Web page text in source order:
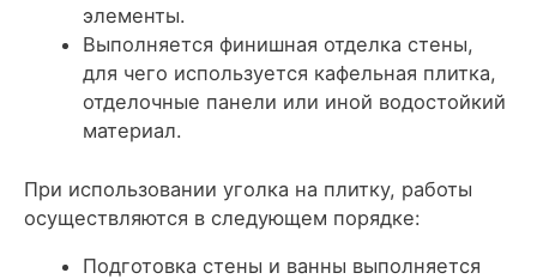
элементы.
Выполняется финишная отделка стены,
для чего используется кафельная плитка,
отделочные панели или иной водостойкий
материал.
При использовании уголка на плитку, работы
осуществляются в следующем порядке:
Подготовка стены и ванны выполняется